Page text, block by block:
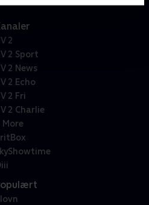
2
2 Sport
2 News
2 Echo
2 Fri
2 Charlie
More